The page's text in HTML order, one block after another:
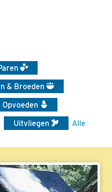
& Broeden
Opvoeden
Uitvliegen
Alle